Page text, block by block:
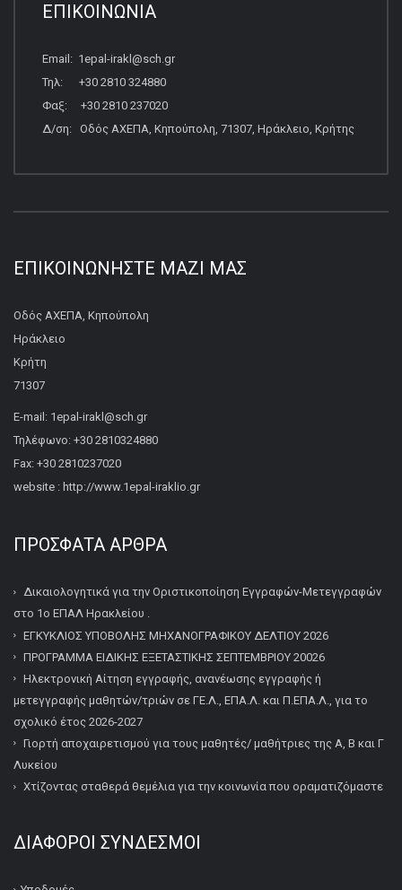
ΕΠΙΚΟΙΝΩΝΙΑ
Email: 1epal-irakl@sch.gr
Τηλ: +30 2810 324880
Φαξ: +30 2810 237020
Δ/ση: Οδός ΑΧΕΠΑ, Κηπούπολη, 71307, Ηράκλειο, Κρήτης
ΕΠΙΚΟΙΝΩΝΉΣΤΕ ΜΑΖΊ ΜΑΣ
Οδός ΑΧΕΠΑ, Κηπούπολη
Ηράκλειο
Κρήτη
71307
E-mail: 1epal-irakl@sch.gr
Τηλέφωνο: +30 2810324880
Fax: +30 2810237020
website : http://www.1epal-iraklio.gr
ΠΡΌΣΦΑΤΑ ΆΡΘΡΑ
Δικαιολογητικά για την Οριστικοποίηση Εγγραφών-Μετεγγραφών
στο 1ο ΕΠΑΛ Ηρακλείου .
ΕΓΚΥΚΛΙΟΣ ΥΠΟΒΟΛΗΣ ΜΗΧΑΝΟΓΡΑΦΙΚΟΥ ΔΕΛΤΙΟΥ 2026
ΠΡΟΓΡΑΜΜΑ ΕΙΔΙΚΗΣ ΕΞΕΤΑΣΤΙΚΗΣ ΣΕΠΤΕΜΒΡΙΟΥ 20026
Ηλεκτρονική Αίτηση εγγραφής, ανανέωσης εγγραφής ή
μετεγγραφής μαθητών/τριών σε ΓΕ.Λ., ΕΠΑ.Λ. και Π.ΕΠΑ.Λ., για το
σχολικό έτος 2026-2027
Γιορτή αποχαιρετισμού για τους μαθητές/ μαθήτριες της Α, Β και Γ
Λυκείου
Χτίζοντας σταθερά θεμέλια για την κοινωνία που οραματιζόμαστε
ΔΙΆΦΟΡΟΙ ΣΎΝΔΕΣΜΟΙ